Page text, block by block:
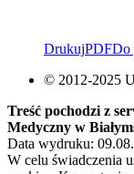
DrukujPDFDo
© 2012-2025
Treść pochodzi z
Medyczny w
Data wydruku:
W celu świadczenia